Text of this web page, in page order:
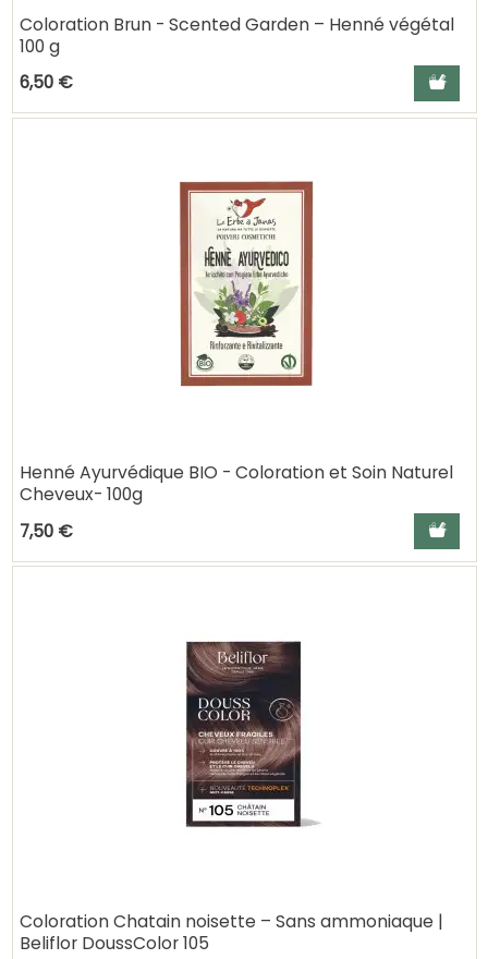
Coloration Brun - Scented Garden – Henné végétal
100 g
6,50 €
Ajouter
Henné Ayurvédique BIO - Coloration et Soin Naturel
Cheveux- 100g
7,50 €
Ajouter
Coloration Chatain noisette – Sans ammoniaque |
Beliflor DoussColor 105